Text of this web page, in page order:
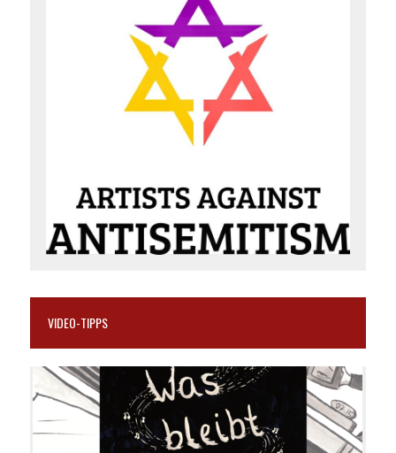
VIDEO-TIPPS